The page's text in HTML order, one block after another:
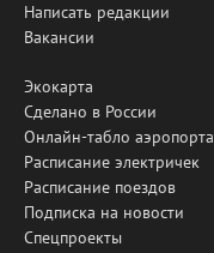
Написать редакции
Вакансии
Экокарта
Сделано в России
Онлайн-табло аэропорта
Расписание электричек
Расписание поездов
Подписка на новости
Спецпроекты